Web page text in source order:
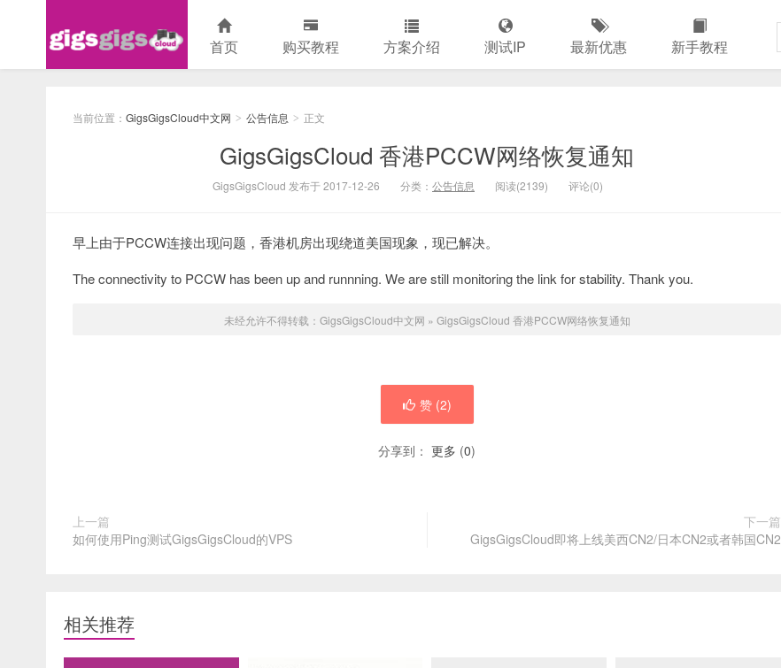
首页 购买教程 方案介绍 测试IP 最新优惠 新手教程
当前位置： GigsGigsCloud中文网 > 公告信息 > 正文
GigsGigsCloud 香港PCCW网络恢复通知
GigsGigsCloud 发布于 2017-12-26 分类： 公告信息 阅读(2139) 评论(0)
早上由于PCCW连接出现问题，香港机房出现绕道美国现象，现已解决。
The connectivity to PCCW has been up and runnning. We are still monitoring the link for stability. Thank you.
未经允许不得转载： GigsGigsCloud中文网 » GigsGigsCloud 香港PCCW网络恢复通知
赞 (2)
分享到： 更多 (0)
上一篇
如何使用Ping测试GigsGigsCloud的VPS
下一篇
GigsGigsCloud即将上线美西CN2/日本CN2或者韩国CN2
相关推荐